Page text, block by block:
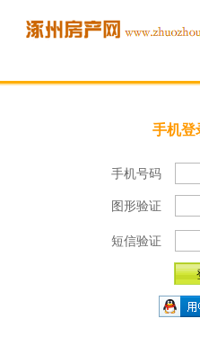
手机登
手机号码
图形验证
短信验证